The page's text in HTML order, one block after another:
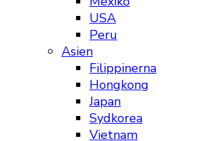
USA
Peru
Asien
Filippinerna
Hongkong
Japan
Sydkorea
Vietnam